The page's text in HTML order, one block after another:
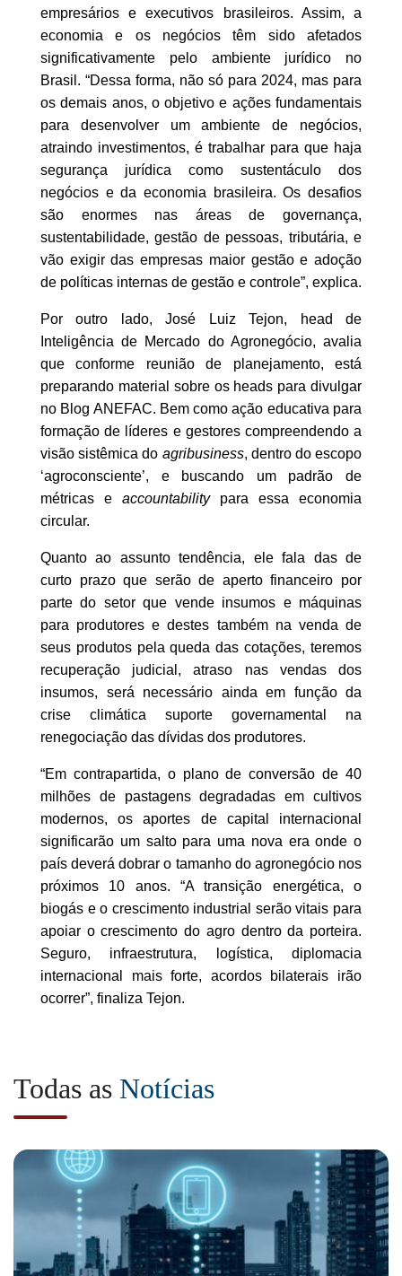
empresários e executivos brasileiros. Assim, a
economia e os negócios têm sido afetados
significativamente pelo ambiente jurídico no
Brasil. “Dessa forma, não só para 2024, mas para
os demais anos, o objetivo e ações fundamentais
para desenvolver um ambiente de negócios,
atraindo investimentos, é trabalhar para que haja
segurança jurídica como sustentáculo dos
negócios e da economia brasileira. Os desafios
são enormes nas áreas de governança,
sustentabilidade, gestão de pessoas, tributária, e
vão exigir das empresas maior gestão e adoção
de políticas internas de gestão e controle”, explica.
Por outro lado, José Luiz Tejon, head de
Inteligência de Mercado do Agronegócio, avalia
que conforme reunião de planejamento, está
preparando material sobre os heads para divulgar
no Blog ANEFAC. Bem como ação educativa para
formação de líderes e gestores compreendendo a
visão sistêmica do agribusiness, dentro do escopo
‘agroconsciente’, e buscando um padrão de
métricas e accountabilitypara essa economia
circular.
Quanto ao assunto tendência, ele fala das de
curto prazo que serão de aperto financeiro por
parte do setor que vende insumos e máquinas
para produtores e destes também na venda de
seus produtos pela queda das cotações, teremos
recuperação judicial, atraso nas vendas dos
insumos, será necessário ainda em função da
crise climática suporte governamental na
renegociação das dívidas dos produtores.
“Em contrapartida, o plano de conversão de 40
milhões de pastagens degradadas em cultivos
modernos, os aportes de capital internacional
significarão um salto para uma nova era onde o
país deverá dobrar o tamanho do agronegócio nos
próximos 10 anos. “A transição energética, o
biogás e o crescimento industrial serão vitais para
apoiar o crescimento do agro dentro da porteira.
Seguro, infraestrutura, logística, diplomacia
internacional mais forte, acordos bilaterais irão
ocorrer”, finaliza Tejon.
Todas as Notícias